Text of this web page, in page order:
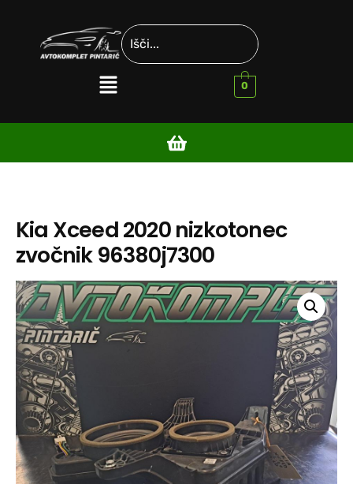
0
Kia Xceed 2020 nizkotonec
zvočnik 96380j7300